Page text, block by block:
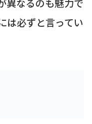
は必ずと言ってい